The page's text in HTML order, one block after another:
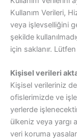
Kullanım Verileri,
veya işlevselliğini
şekilde
için saklanır.
Kişisel verileri
Kişisel verileriniz
ofislerimizde ve
yerlerde
ülkeniz veya yargı
veri koruma